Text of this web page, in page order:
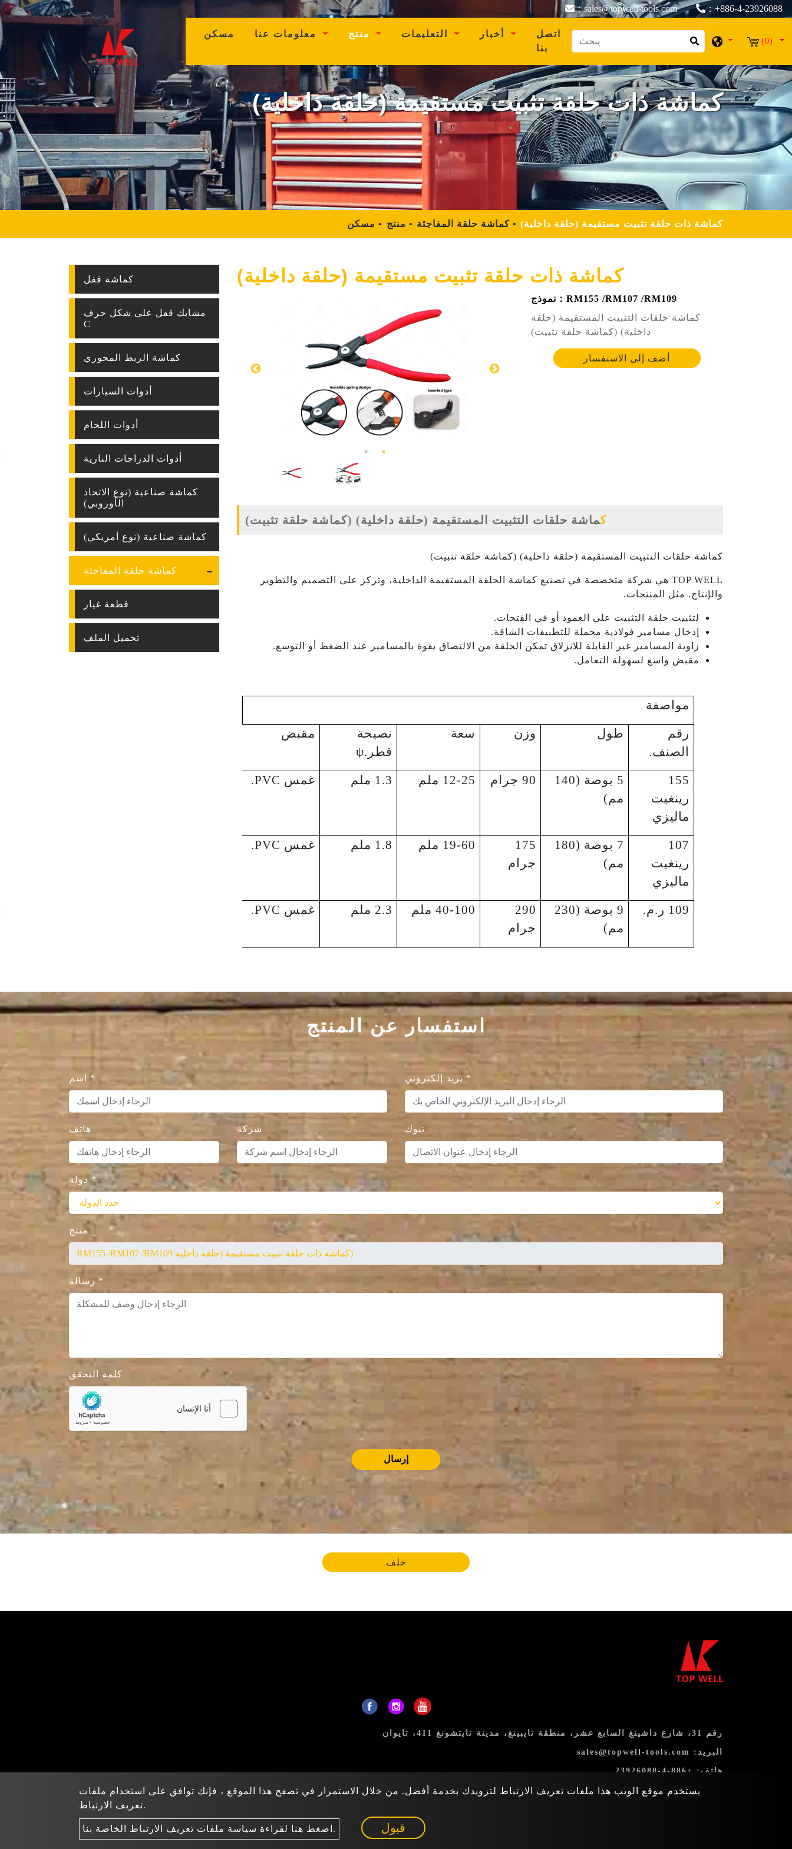
：sales@topwell-tools.com ：+886-4-23926088
مسكن (current)
اتصل
بنا
(0)
كماشة ذات حلقة تثبيت مستقيمة (حلقة داخلية)
مسكن منتج كماشة حلقة المفاجئة كماشة ذات حلقة تثبيت مستقيمة (حلقة داخلية)
كماشة قفل
مشابك قفل على شكل حرف
C
كماشة الربط المحوري
أدوات السيارات
أدوات اللحام
أدوات الدراجات النارية
كماشة صناعية (نوع الاتحاد
الأوروبي)
كماشة صناعية (نوع أمريكي)
كماشة حلقة المفاجئة
قطعة غيار
تحميل الملف
كماشة ذات حلقة تثبيت مستقيمة (حلقة داخلية)
نموذج：RM155 /RM107 /RM109
كماشة حلقات التثبيت المستقيمة (حلقة
داخلية) (كماشة حلقة تثبيت)
أضف إلى الاستفسار
كماشة حلقات التثبيت المستقيمة (حلقة داخلية) (كماشة حلقة تثبيت)
كماشة حلقات التثبيت المستقيمة (حلقة داخلية) (كماشة حلقة تثبيت)
TOP WELL هي شركة متخصصة في تصنيع كماشة الحلقة المستقيمة الداخلية، وتركز على التصميم والتطوير
والإنتاج. مثل المنتجات.
لتثبيت حلقة التثبيت على العمود أو في الفتحات.
إدخال مسامير فولاذية محملة للتطبيقات الشاقة.
زاوية المسامير غير القابلة للانزلاق تمكن الحلقة من الالتصاق بقوة بالمسامير عند الضغط أو التوسع.
مقبض واسع لسهولة التعامل.
مواصفة
رقم
الصنف.
طول وزن سعة
نصيحة
قطر.ψ
مقبض
155
رينغيت
ماليزي
5 بوصة (140
مم)
90 جرام 12-25 ملم 1.3 ملم غمس PVC.
107
رينغيت
ماليزي
7 بوصة (180
مم)
175
جرام
19-60 ملم 1.8 ملم غمس PVC.
109 ر.م.
9 بوصة (230
مم)
290
جرام
40-100 ملم 2.3 ملم غمس PVC.
استفسار عن المنتج
* *
هاتف شركة تبوك
دولة*
منتج
*
كلمة التحقق
إرسال
خلف
يستخدم موقع الويب هذا ملفات تعريف الارتباط لتزويدك بخدمة أفضل. من خلال الاستمرار في تصفح هذا الموقع ، فإنك توافق على استخدام ملفات
تعريف الارتباط.
اضغط هنا لقراءة سياسة ملفات تعريف الارتباط الخاصة بنا. قبول
رقم 31، شارع داشينغ السابع عشر، منطقة تايبينغ، مدينة تايتشونغ 411، تايوان
البريد: sales@topwell-tools.com
هاتف: +886-4-23926088
فاكس: +886-4-23926089
Copyright © 2022-2026 Top Well Tools Industrial Co., Ltd. All rights reserved.
sales@topwell-tools.com